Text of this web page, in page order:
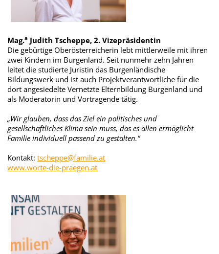
Mag.a Judith Tscheppe, 2. Vizepräsidentin
Die gebürtige Oberösterreicherin lebt mittlerweile mit ihren
zwei Kindern im Burgenland. Seit nunmehr zehn Jahren
leitet die studierte Juristin das Burgenländische
Bildungswerk und ist auch Projektverantwortliche für die
dort angesiedelte Vernetzte Elternbildung Burgenland und
als Moderatorin und Vortragende tätig.
„Wir glauben, dass das Ziel ein politisches und
gesellschaftliches Klima sein muss, das es allen ermöglicht
Familie individuell passend zu gestalten.“
Kontakt: tscheppe@familie.at
www.worte-die-praegen.at